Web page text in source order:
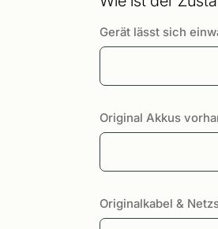
Gerät lässt sich
Original Akkus
Originalkabel &